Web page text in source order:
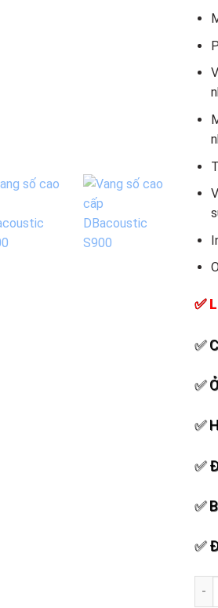
✅
✅
✅
✅
✅
✅
✅